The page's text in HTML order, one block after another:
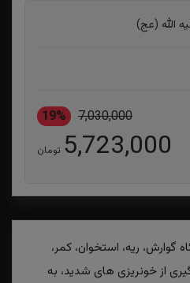
الله (عج)
7,030,000
19%
5,723,000 تومان
ریه، استخوان، کمر،
از خونریزی های شدید، به